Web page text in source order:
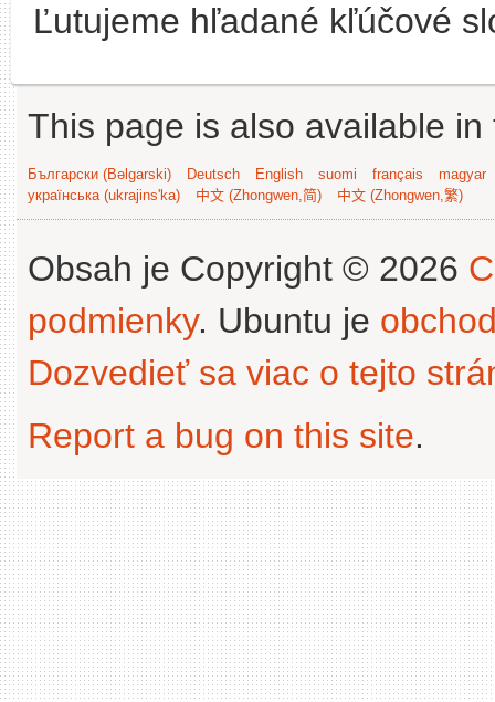
Ľutujeme hľadané kľúčové
This page is also available
Български (Bəlgarski) Deutsch English suomi français
magyar
українська (ukrajins'ka)
中文 (Zhongwen,简) 中文 (Zhongwen,繁)
Obsah je Copyright © 2026
podmienky. Ubuntu je
Dozvedieť sa viac o tejto
Report a bug on this site.